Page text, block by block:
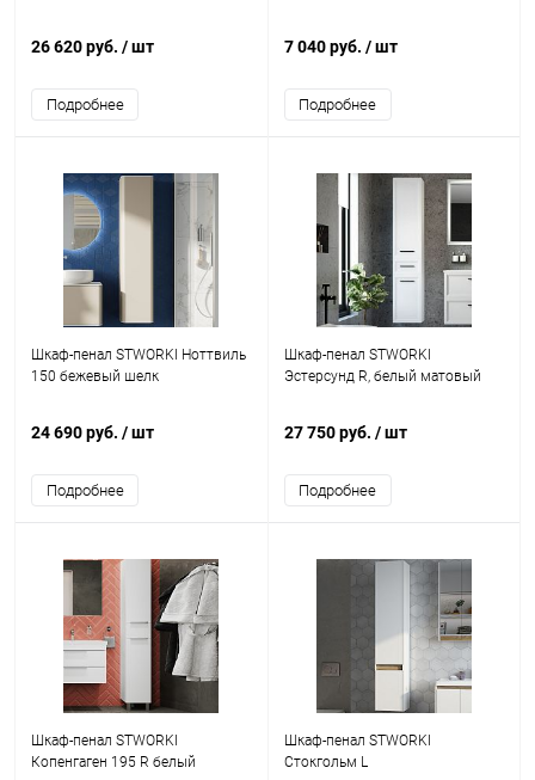
26 620 руб. / шт
Подробнее
7 040 руб. / шт
Подробнее
Шкаф-пенал STWORKI Ноттвиль
150 бежевый шелк
24 690 руб. / шт
Подробнее
Шкаф-пенал STWORKI
Эстерсунд R, белый матовый
27 750 руб. / шт
Подробнее
Шкаф-пенал STWORKI
Копенгаген 195 R белый
Шкаф-пенал STWORKI
Стокгольм L